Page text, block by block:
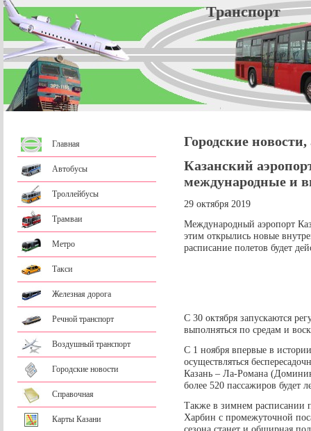
Главная
Автобусы
Троллейбусы
Трамваи
Метро
Такси
Железная дорога
Речной транспорт
Воздушный транспорт
Городские новости
Справочная
Карты Казани
Городские
Казанский
международные и
29 октября 2019
Международный аэропорт
этим открылись новые
расписание полетов будет
С 30 октября запускаются
выполняться по средам и
С 1 ноября впервые в
осуществляться
Казань – Ла-Романа
более 520 пассажиров будет
Также в зимнем расписании
Харбин с промежуточной